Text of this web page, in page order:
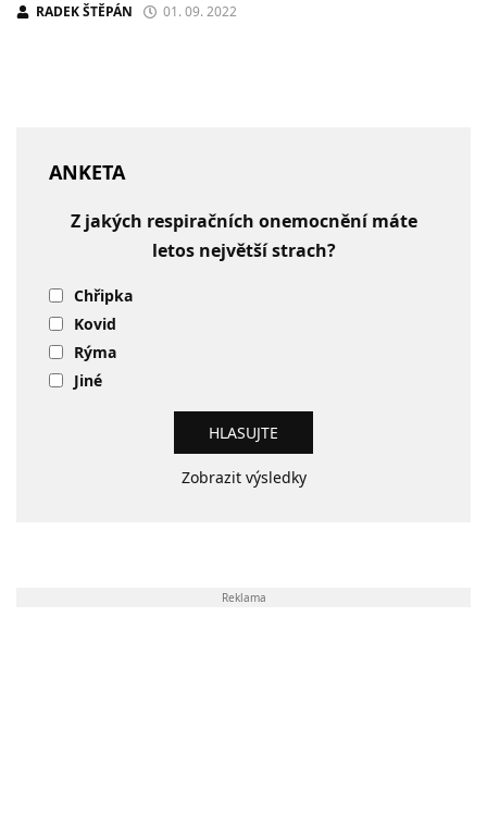
RADEK ŠTĚPÁN 01. 09. 2022
ANKETA
Z jakých respiračních onemocnění máte
letos největší strach?
Chřipka
Kovid
Rýma
Jiné
Zobrazit výsledky
Reklama